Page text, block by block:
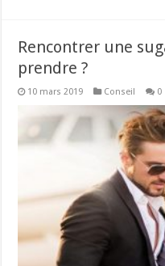
Rencontrer une
prendre ?
10 mars 2019 Conseil 0